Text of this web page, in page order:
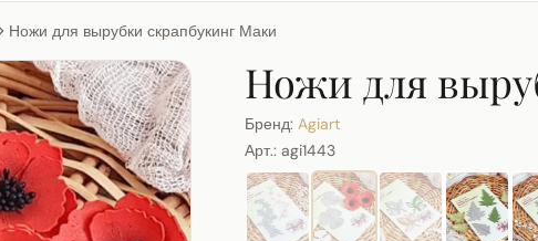
Ножи для вырубки скрапбукинг Маки
Ножи для
Бренд: Agiart
Арт.: agi1443